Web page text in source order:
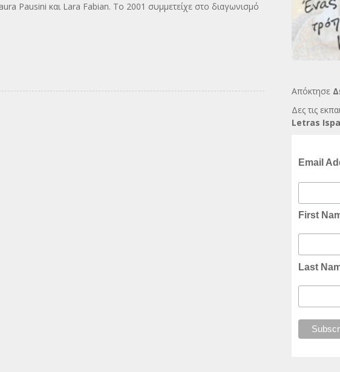
Pausini και Lara Fabian. Το 2001 συμμετείχε στο διαγωνισμό
Απόκτησε
Δες τις
Letras
Email
First
Last